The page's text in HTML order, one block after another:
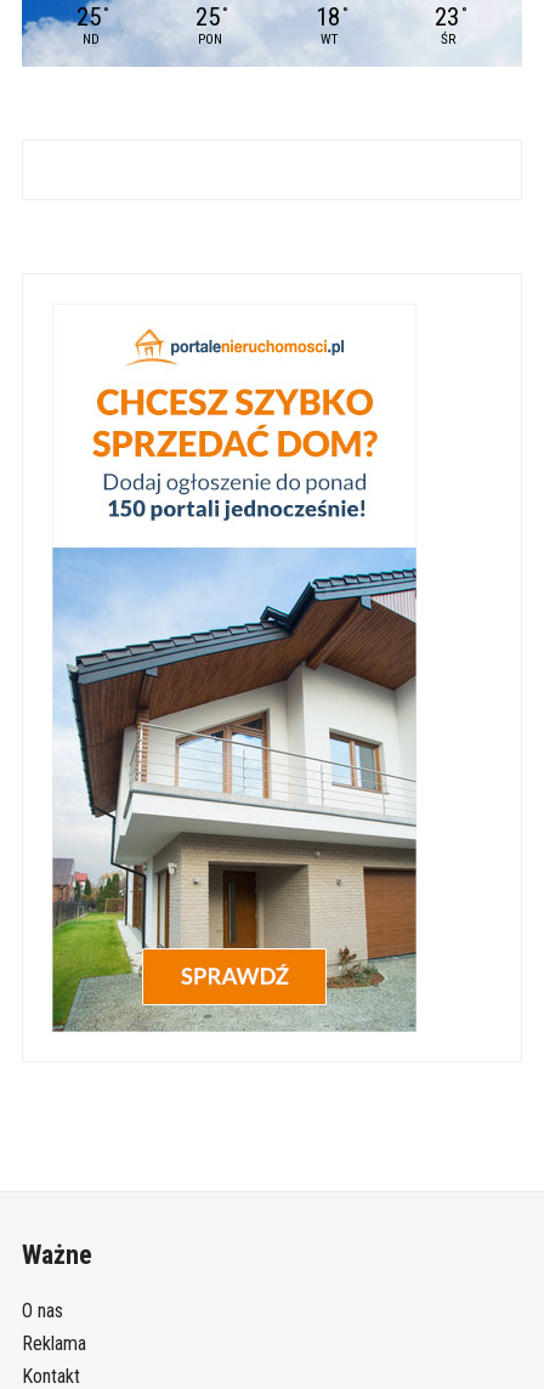
25 °
ND
25 °
PON
18 °
WT
23 °
ŚR
Ważne
O nas
Reklama
Kontakt